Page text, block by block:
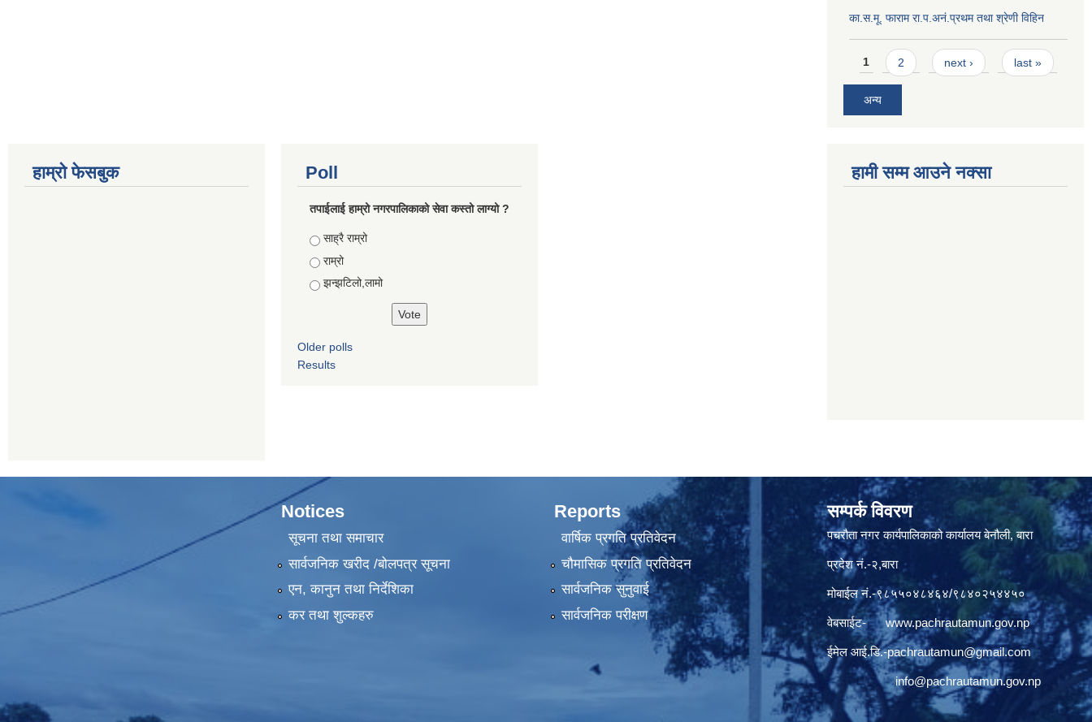
का.स.मू. फाराम रा.प.अनं.प्रथम तथा श्रेणी विहिन
Pages
1 2 next › last »
अन्य
हाम्रो फेसबुक Poll
तपाईलाई हाम्रो नगरपालिकाको सेवा कस्तो लाग्यो ?
Choices
साह्रै राम्रो
राम्रो
झन्झटिलो,लामो
Older polls
Results
हामी सम्म आउने नक्सा
Notices
सूचना तथा समाचार
सार्वजनिक खरीद /बोलपत्र सूचना
एन, कानुन तथा निर्देशिका
कर तथा शुल्कहरु
Reports
वार्षिक प्रगति प्रतिवेदन
चौमासिक प्रगति प्रतिवेदन
सार्वजनिक सुनुवाई
सार्वजनिक परीक्षण
सम्पर्क विवरण
पचरौता नगर कार्यपालिकाको कार्यालय बेनौली, बारा
प्रदेश नं.-२,बारा
मोबाईल नं.-९८५५०४८४६४/९८४०२५४४५०
वेबसाईट-www.pachrautamun.gov.np
ईमेल आई.डि.-pachrautamun@gmail.com
info@pachrautamun.gov.np